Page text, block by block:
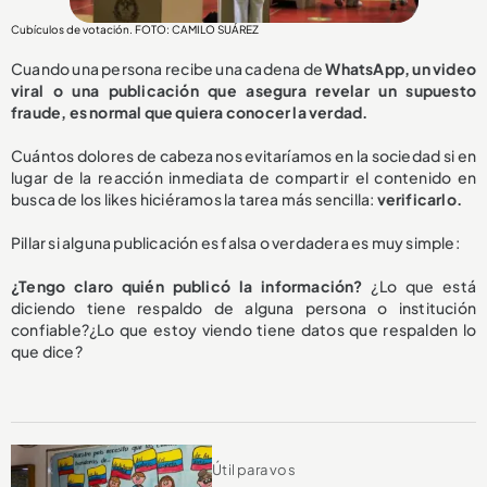
Cubículos de votación. FOTO: CAMILO SUÁREZ
Cuando una persona recibe una cadena deWhatsApp, un video
viral o una publicación que asegura revelar un supuesto
fraude, es normal que quiera conocer la verdad.
Cuántos dolores de cabeza nos evitaríamos en la sociedad si en
lugar de la reacción inmediata de compartir el contenido en
busca de los likes hiciéramos la tarea más sencilla: verificarlo.
Pillar si alguna publicación es falsa o verdadera es muy simple:
¿Tengo claro quién publicó la información? ¿Lo que está
diciendo tiene respaldo de alguna persona o institución
confiable?¿Lo que estoy viendo tiene datos que respalden lo
que dice?
Útil para vos